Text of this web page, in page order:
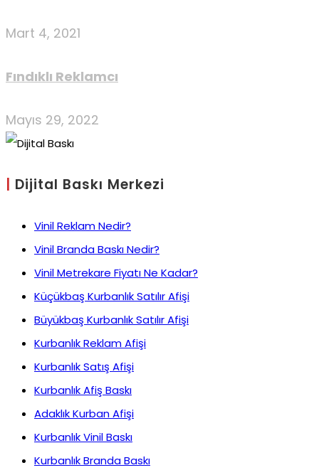
Mart 4, 2021
Fındıklı Reklamcı
Mayıs 29, 2022
Dijital Baskı Merkezi
Vinil Reklam Nedir?
Vinil Branda Baskı Nedir?
Vinil Metrekare Fiyatı Ne Kadar?
Küçükbaş Kurbanlık Satılır Afişi
Büyükbaş Kurbanlık Satılır Afişi
Kurbanlık Reklam Afişi
Kurbanlık Satış Afişi
Kurbanlık Afiş Baskı
Adaklık Kurban Afişi
Kurbanlık Vinil Baskı
Kurbanlık Branda Baskı